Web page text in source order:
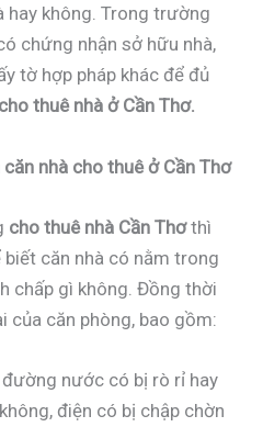
hay không. Trong trường
chứng nhận sở hữu nhà,
tờ hợp pháp khác để đủ
cho thuê nhà ở Cần Thơ.
nhà cho thuê ở Cần Thơ
cho thuê nhà Cần Thơthì
căn nhà có nằm trong
chấp gì không. Đồng thời
của căn phòng, bao gồm:
nước có bị rò rỉ hay
điện có bị chập chờn